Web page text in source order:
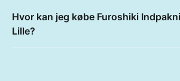
Hvor kan jeg købe Furoshiki
Lille?